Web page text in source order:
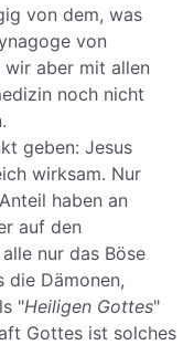
von dem, was
von
wir aber mit allen
noch nicht
geben: Jesus
wirksam. Nur
haben an
auf den
nur das Böse
die Dämonen,
"Heiligen Gottes"
Gottes ist solches